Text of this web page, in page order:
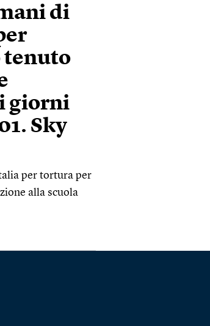
di
tenuto
giorni
Sky
per tortura per
alla scuola